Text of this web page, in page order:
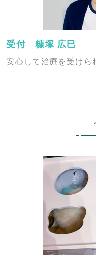
受付 糠塚 広巳
安心して治療を受けら